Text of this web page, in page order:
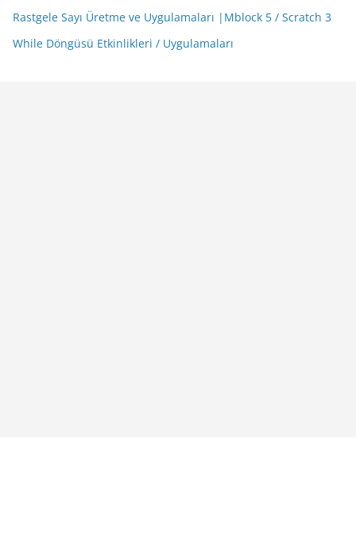
Rastgele Sayı Üretme ve Uygulamaları |Mblock 5 / Scratch 3
While Döngüsü Etkinlikleri / Uygulamaları